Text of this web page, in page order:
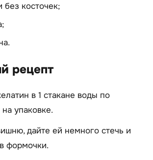
косточек;
рецепт
в 1 стакане воды по
упаковке.
дайте ей немного стечь и
формочки.